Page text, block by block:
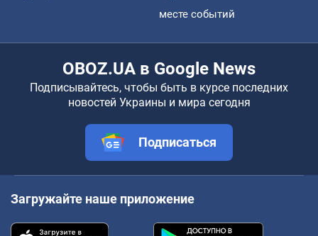
месте событий
OBOZ.UA в Google News
Подписывайтесь, чтобы быть в курсе последних
новостей Украины и мира сегодня
Подписаться
Загружайте наше приложение